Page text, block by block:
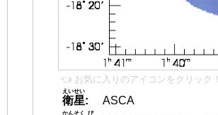
👈 お気に入りのアイコンをクリック！
衛星
えいせい
:
ASCA
かんそく び